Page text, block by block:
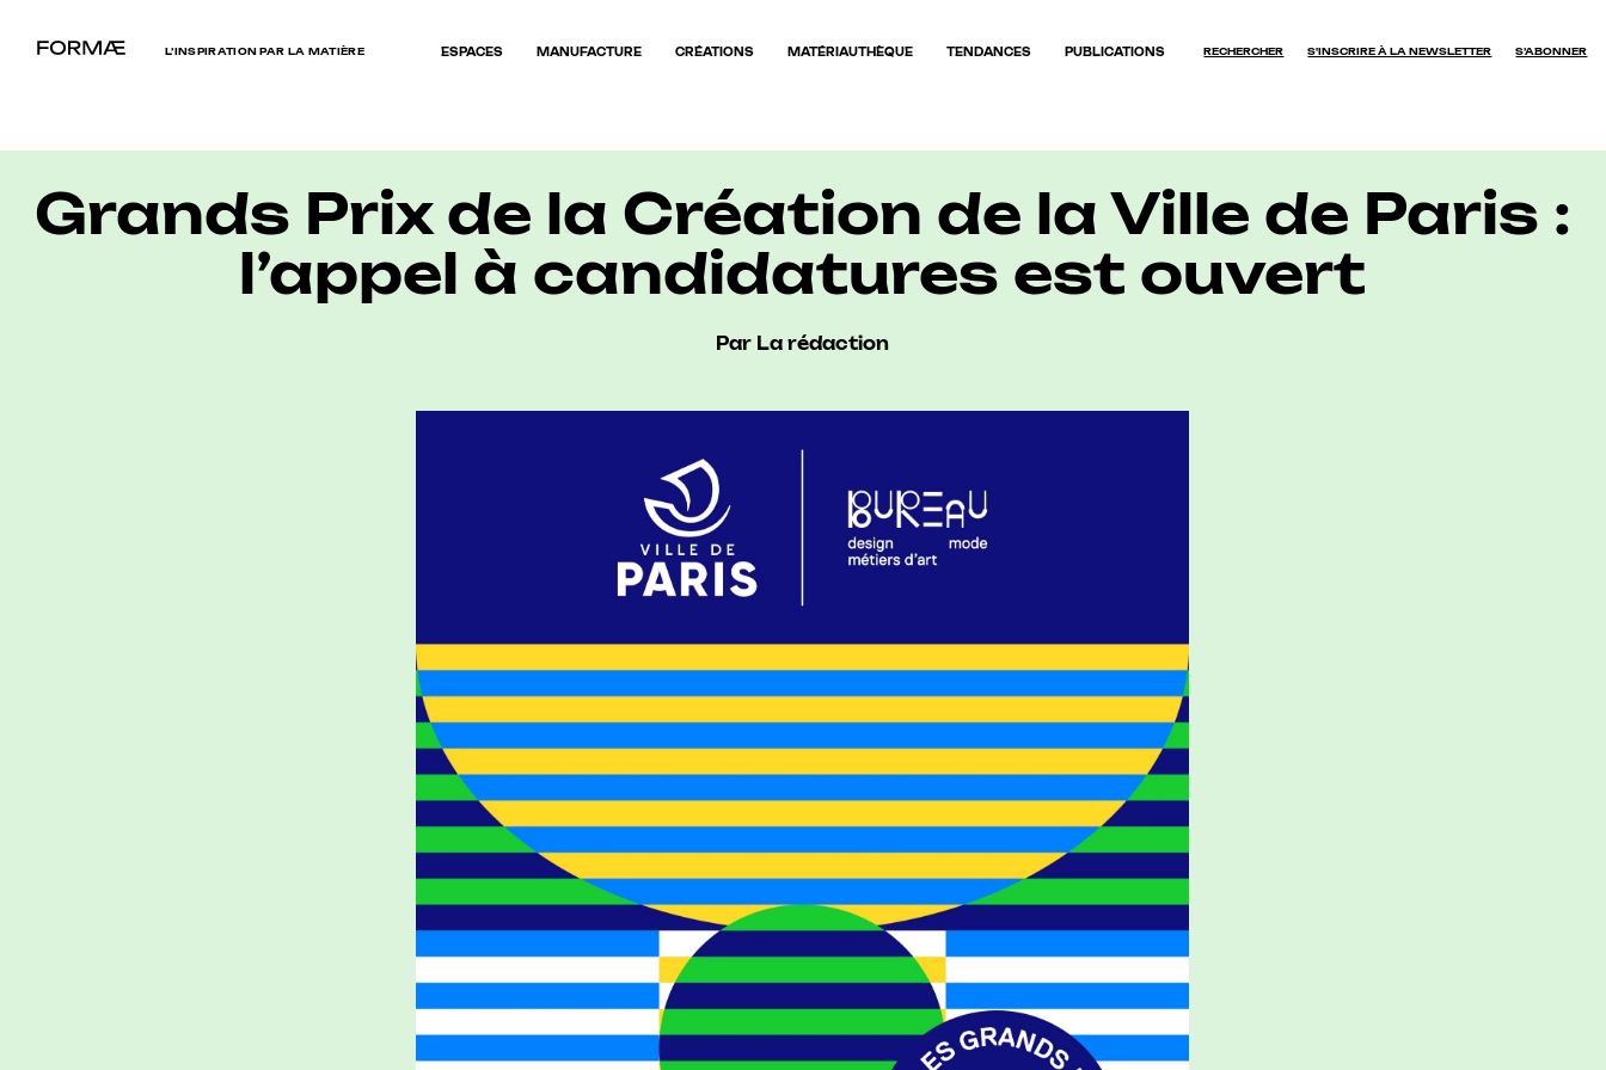
L’INSPIRATION PAR LA MATIÈRE ESPACES MANUFACTURE CRÉATIONS MATÉRIAUTHÈQUE TENDANCES PUBLICATIONS RECHERCHER S'INSCRIRE À LA NEWSLETTER S’ABONNER
Grands Prix de la Création de la Ville de Paris :
l’appel à candidatures est ouvert
Par La rédaction